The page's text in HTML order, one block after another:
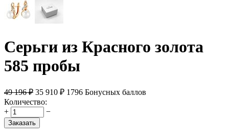
Серьги из Красного золота
585 пробы
49 196 ₽ 35 910 ₽ 1796 Бонусных баллов
Количество:
+
−
Заказать